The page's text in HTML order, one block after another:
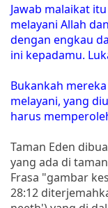
Jawab malaikat
melayani Allah
dengan engkau
ini kepadamu.
Bukankah
melayani, yang
harus
Taman Eden
yang ada di
Frasa "gambar
28:12